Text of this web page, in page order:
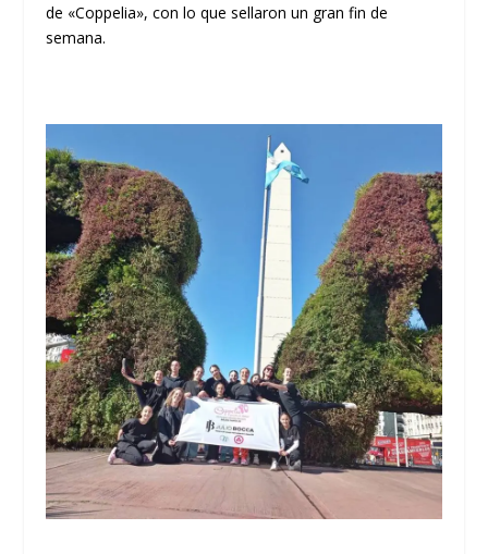
de «Coppelia», con lo que sellaron un gran fin de
semana.